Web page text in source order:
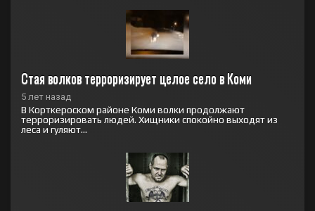
Стая волков терроризирует целое село в Коми
5 лет назад
В Корткероском районе Коми волки продолжают
терроризировать людей. Хищники спокойно выходят из
леса и гуляют...